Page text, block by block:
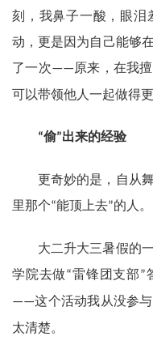
刻，我鼻子一酸，眼泪
动，更是因为自己能够
了一次——原来，在我
可以带领他人一起做得更
“偷”出来的经验
更奇妙的是，自从
里那个“能顶上去”的人。
大二升大三暑假的
学院去做“雷锋团支部”
——这个活动我从没参
太清楚。